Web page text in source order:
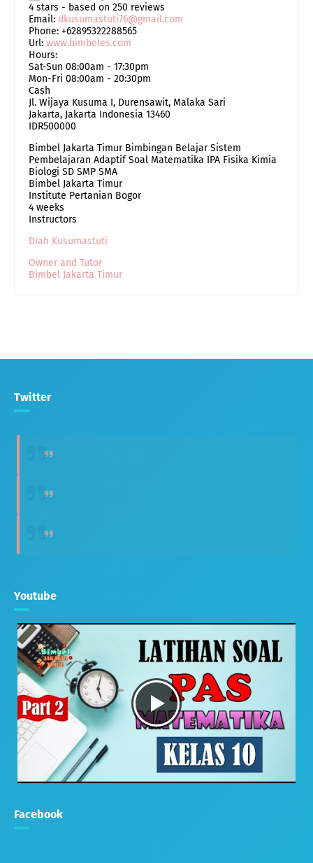
4 stars - based on 250 reviews
Email: dkusumastuti76@gmail.com
Phone: +62895322288565
Url: www.bimbeles.com
Hours:
Sat-Sun 08:00am - 17:30pm
Mon-Fri 08:00am - 20:30pm
Cash
Jl. Wijaya Kusuma I, Durensawit, Malaka Sari
Jakarta, Jakarta Indonesia 13460
IDR500000
Bimbel Jakarta Timur Bimbingan Belajar Sistem
Pembelajaran Adaptif Soal Matematika IPA Fisika Kimia
Biologi SD SMP SMA
Bimbel Jakarta Timur
Institute Pertanian Bogor
4 weeks
Instructors
Diah Kusumastuti
Owner and Tutor
Bimbel Jakarta Timur
Twitter
Youtube
Facebook